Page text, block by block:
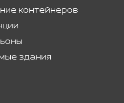
контейнеров
здания